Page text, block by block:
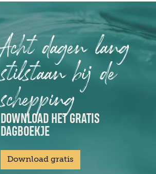
Acht dagen lang
stilstaan bij de
schepping
DOWNLOAD HET GRATIS
DAGBOEKJE
Download gratis